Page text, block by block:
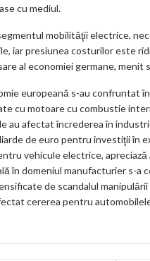
cu mediul.
mobilităţii electrice,
iar presiunea costurilor este
al economiei germane,
europeană s-au confruntat
cu motoare cu combustie
au afectat încrederea în
de euro pentru investiţii în
vehicule electrice, apreciază
în domeniul manufacturier s-a
de scandalul
cererea pentru